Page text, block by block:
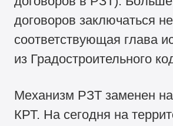
договоров заключаться
соответствующая глава
из Градостроительного
Механизм РЗТ заменен
КРТ. На сегодня на